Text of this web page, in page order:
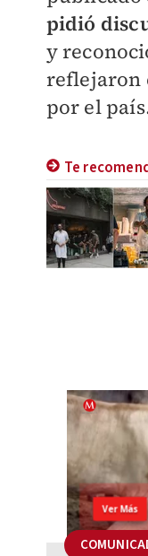
pidió
y
reflejaron
por el
Te